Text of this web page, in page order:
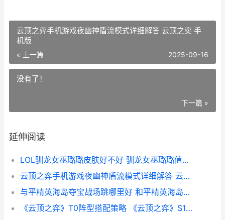
云顶之弈手机游戏夜幽神盾流模式详细解答 云顶之奕 手
机版
« 上一篇 2025-09-16
没有了！
下一篇 »
延伸阅读
LOL驯龙女巫璐璐皮肤好不好 驯龙女巫璐璐值钱吗
云顶之弈手机游戏夜幽神盾流模式详细解答 云顶之奕 手机版
与平精英海岛夺宝战场跳哪里好 和平精英海岛图夺宝战场玩法上线
《云顶之弈》T0阵型搭配策略 《云顶之弈》S12赛季中五费卡的具体数量是多少-